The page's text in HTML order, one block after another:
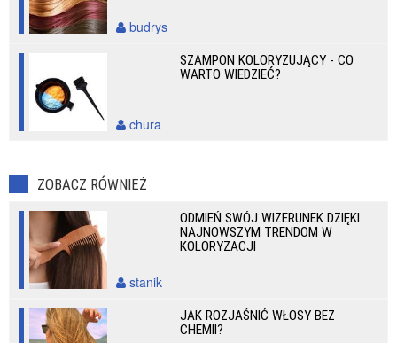
budrys
SZAMPON KOLORYZUJĄCY - CO
WARTO WIEDZIEĆ?
chura
ZOBACZ RÓWNIEŻ
ODMIEŃ SWÓJ WIZERUNEK DZIĘKI
NAJNOWSZYM TRENDOM W
KOLORYZACJI
stanik
JAK ROZJAŚNIĆ WŁOSY BEZ
CHEMII?